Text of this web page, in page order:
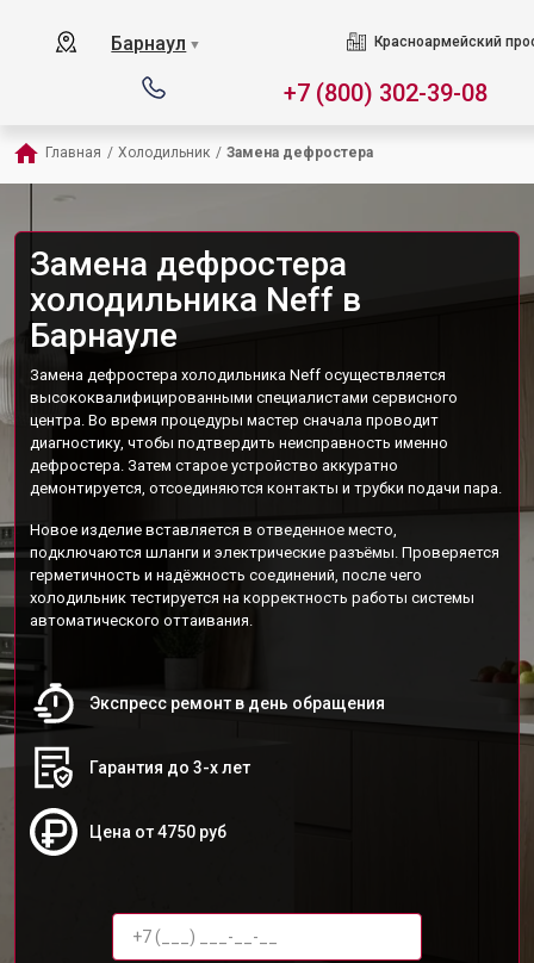
Барнаул ▼ Красноармейский
+7 (800) 302-39-08
Главная / Холодильник / Замена дефростера
Замена дефростера
холодильника Neff в
Барнауле
Замена дефростера холодильника Neff осуществляется
высококвалифицированными специалистами сервисного
центра. Во время процедуры мастер сначала проводит
диагностику, чтобы подтвердить неисправность именно
дефростера. Затем старое устройство аккуратно
демонтируется, отсоединяются контакты и трубки подачи пара.
Новое изделие вставляется в отведенное место,
подключаются шланги и электрические разъёмы. Проверяется
герметичность и надёжность соединений, после чего
холодильник тестируется на корректность работы системы
автоматического оттаивания.
Экспресс ремонт в день обращения
Гарантия до 3-х лет
Цена от 4750 руб